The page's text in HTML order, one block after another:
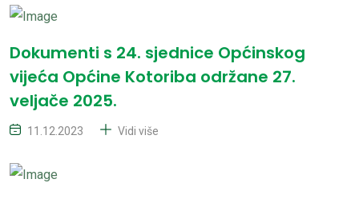
Dokumenti s 24. sjednice Općinskog
vijeća Općine Kotoriba održane 27.
veljače 2025.
11.12.2023 Vidi više